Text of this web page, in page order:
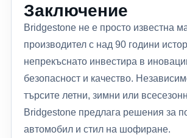
Заключение
Bridgestone не е просто известна
производител с над 90 години
непрекъснато инвестира в
безопасност и качество.
търсите летни, зимни или
Bridgestone предлага решения за
автомобил и стил на шофиране.